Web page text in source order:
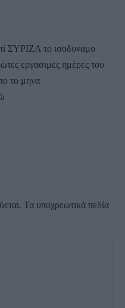
ΣΥΡΙΖΑ το ισοδυναμο
εργασιμες ημέρες του
το μηνα
Τα υποχρεωτικά πεδία